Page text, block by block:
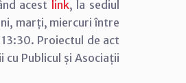
acest link, la sediul
marți, miercuri între
Proiectul de act
cu Publicul și Asociații